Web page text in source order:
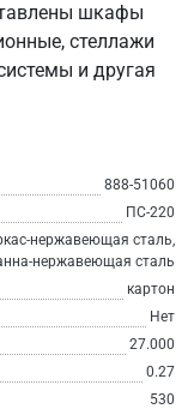
шкафы
стеллажи
и другая
888-51060
ПС-220
нержавеющая сталь,
нержавеющая сталь
картон
Нет
27.000
0.27
530